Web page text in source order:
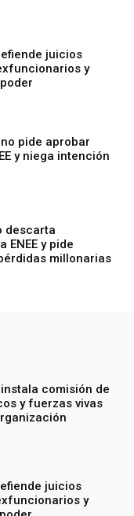
juicios
y
pide aprobar
y niega intención
descarta
ENEE y pide
millonarias
comisión de
y fuerzas vivas
juicios
y